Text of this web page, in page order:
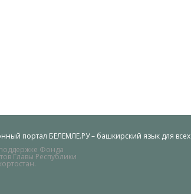
портал БЕЛЕМЛЕ.РУ – башкирский язык для всех
Фонда
Главы Республики